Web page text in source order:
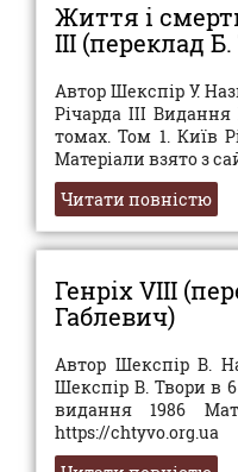
Життя і
III (переклад Б.
Автор Шекспір У.
Річарда III Видання
томах. Том 1. Київ
Матеріали взято з
Читати повністю
Генріх VIII
Габлевич)
Автор Шекспір В.
Шекспір В. Твори в
видання 1986
https://chtyvo.org.ua